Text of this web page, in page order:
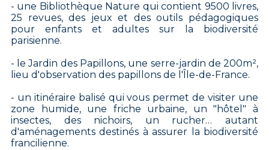
- une Bibliothèque Nature qui contient 9500 livres,
25 revues, des jeux et des outils pédagogiques
pour enfants et adultes sur la biodiversité
parisienne.
- le Jardin des Papillons, une serre-jardin de 200m²,
lieu d'observation des papillons de l'Île-de-France.
- un itinéraire balisé qui vous permet de visiter une
zone humide, une friche urbaine, un "hôtel" à
insectes, des nichoirs, un rucher… autant
d'aménagements destinés à assurer la biodiversité
francilienne.